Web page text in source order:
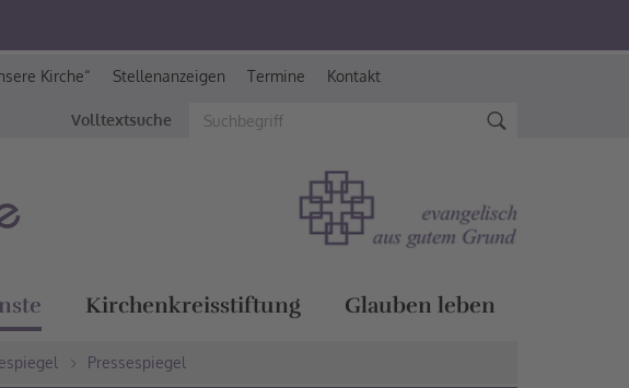
Kirche“ Stellenanzeigen Termine Kontakt
Volltextsuche
Kirchenkreisstiftung Glauben leben
Pressespiegel